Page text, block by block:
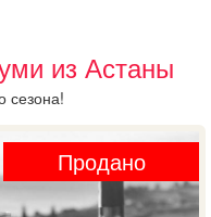
из Астаны
сезона!
Продано